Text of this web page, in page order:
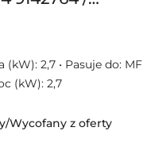
(kW): 2,7 • Pasuje do: MF
(kW): 2,7
Wycofany z oferty